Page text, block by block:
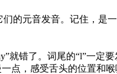
们的元音发音。记住，是
错了。词尾的“l”一定
点，感受舌头的位置和喉